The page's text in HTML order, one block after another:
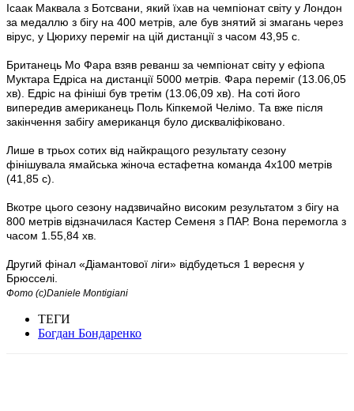
Ісаак Маквала з Ботсвани, який їхав на чемпіонат світу у Лондон
за медаллю з бігу на 400 метрів, але був знятий зі змагань через
вірус, у Цюриху переміг на цій дистанції з часом 43,95 с.
Британець Мо Фара взяв реванш за чемпіонат світу у ефіопа
Муктара Едріса на дистанції 5000 метрів. Фара переміг (13.06,05
хв). Едріс на фініші був третім (13.06,09 хв). На соті його
випередив американець Поль Кіпкемой Челімо. Та вже після
закінчення забігу американця було дискваліфіковано.
Лише в трьох сотих від найкращого результату сезону
фінішувала ямайська жіноча естафетна команда 4х100 метрів
(41,85 с).
Вкотре цього сезону надзвичайно високим результатом з бігу на
800 метрів відзначилася Кастер Семеня з ПАР. Вона перемогла з
часом 1.55,84 хв.
Другий фінал «Діамантової ліги» відбудеться 1 вересня у
Брюсселі.
Фото (c)Daniele Montigiani
ТЕГИ
Богдан Бондаренко